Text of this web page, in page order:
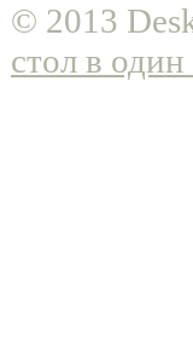
© 2013
стол в